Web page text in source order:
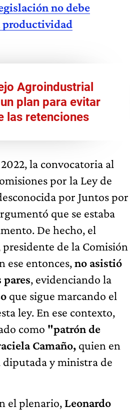
no debe
productividad
Agroindustrial
plan para evitar
las retenciones
la convocatoria al
por la Ley de
por Juntos por
que se estaba
De hecho, el
presidente de la Comisión
ese entonces,no asistió
pares, evidenciando la
que sigue marcando el
ley. En ese contexto,
como "patrón de
Camaño, quien en
diputada y ministra de
el plenario, Leonardo